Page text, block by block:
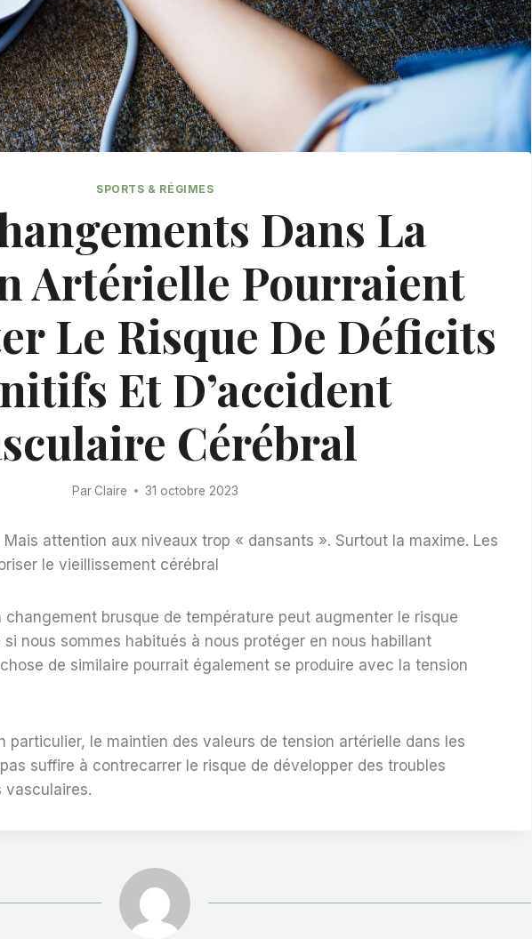
SPORTS & RÉGIMES
Dans La
Artérielle Pourraient
Le Risque De Déficits
Et D’accident
Cérébral
Par Claire 31 octobre 2023
Mais attention aux niveaux trop « dansants ». Surtout la maxime. Les
le vieillissement cérébral
changement brusque de température peut augmenter le risque
si nous sommes habitués à nous protéger en nous habillant
de similaire pourrait également se produire avec la tension
particulier, le maintien des valeurs de tension artérielle dans les
suffire à contrecarrer le risque de développer des troubles
vasculaires.